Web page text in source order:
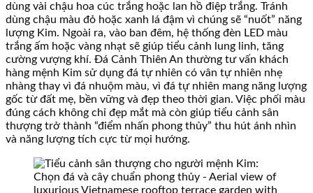
dùng vài chậu hoa cúc trắng hoặc lan hồ điệp trắng. Tránh
dùng chậu màu đỏ hoặc xanh lá đậm vì chúng sẽ “nuốt” năng
lượng Kim. Ngoài ra, vào ban đêm, hệ thống đèn LED màu
trắng ấm hoặc vàng nhạt sẽ giúp tiểu cảnh lung linh, tăng
cường vượng khí. Đá Cảnh Thiên An thường tư vấn khách
hàng mệnh Kim sử dụng đá tự nhiên có vân tự nhiên nhẹ
nhàng thay vì đá nhuộm màu, vì đá tự nhiên mang năng lượng
gốc từ đất mẹ, bền vững và đẹp theo thời gian. Việc phối màu
đúng cách không chỉ đẹp mắt mà còn giúp tiểu cảnh sân
thượng trở thành “điểm nhấn phong thủy” thu hút ánh nhìn
và năng lượng tích cực từ mọi hướng.